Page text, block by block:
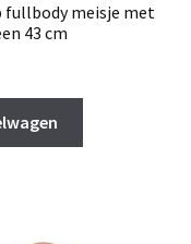
fullbody meisje met
43 cm